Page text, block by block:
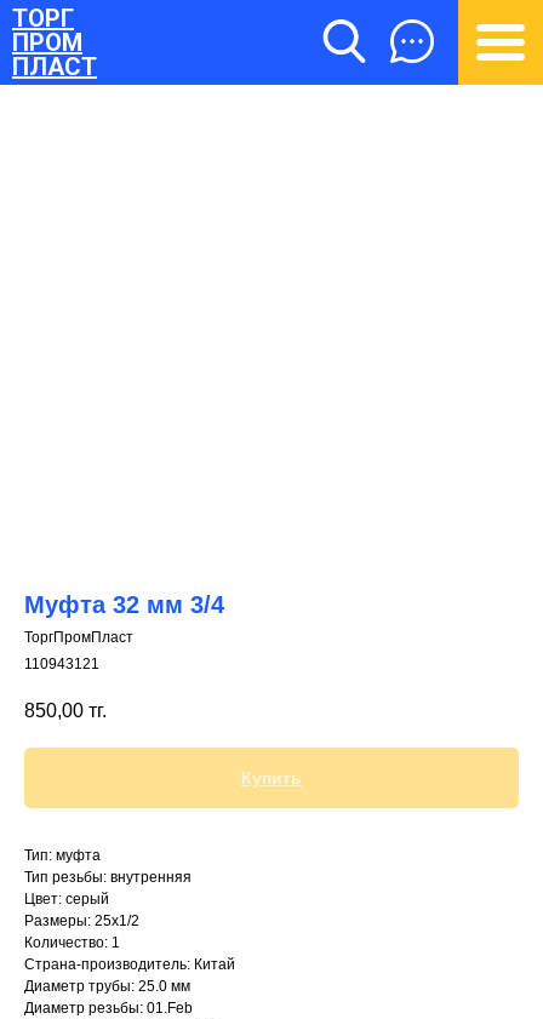
ТОРГ
ПРОМ
ПЛАСТ
Муфта 32 мм 3/4
ТоргПромПласт
110943121
850,00 тг.
Купить
Тип: муфта
Тип резьбы: внутренняя
Цвет: серый
Размеры: 25х1/2
Количество: 1
Страна-производитель: Китай
Диаметр трубы: 25.0 мм
Диаметр резьбы: 01.Feb